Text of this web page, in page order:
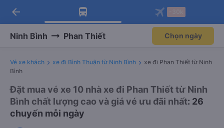
Tải app Vexere ngay!
Nhận ưu đãi thành viên độc
Mở app
Tải app Vexere
-30k/ghế khi đặt vé máy bay qua
Mở app
arrow_back
Ninh Bình Phan Thiết Chọn ngày
Vé xe khách xe đi Bình Thuận từ Ninh Bình
xe đi Phan Thiết từ Ninh
Bình
Đặt mua vé xe 10 nhà xe đi Phan Thiết từ Ninh
Bình chất lượng cao và giá vé ưu đãi nhất: 26
chuyến mỗi ngày